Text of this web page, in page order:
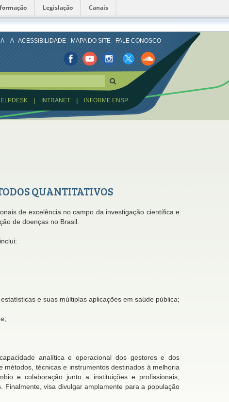
Legislação Canais
A -A ACESSIBILIDADE MAPA DO SITE FALE CONOSCO
FacebookYoutubeIstagranTwitter
Sound
Cloud
| INTRANET | INFORME ENSP
QUANTITATIVOS
de excelência no campo da investigação científica e
de doenças no Brasil.
e suas múltiplas aplicações em saúde pública;
analítica e operacional dos gestores e dos
técnicas e instrumentos destinados à melhoria
e colaboração junto a instituições e profissionais,
Finalmente, visa divulgar amplamente para a população